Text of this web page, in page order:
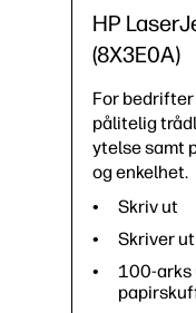
HP
(8X3E0A)
For bedrifter
pålitelig
ytelse samt
og enkelhet.
Skriv ut
Skriver
100-arks